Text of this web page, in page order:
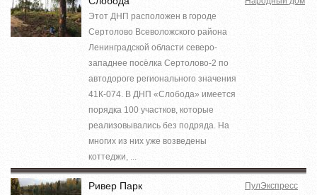
Этот ДНП расположен в городе
Сертолово Всеволожского района
Ленинградской области северо-
западнее посёлка Сертолово-2 по
автодороге регионального значения
41К-074. В ДНП «Слобода» имеется
порядка 100 участков, которые
реализовывались без подряда. На
многих из них уже возведены
коттеджи, ...
Ривер Парк ПулЭкспресс